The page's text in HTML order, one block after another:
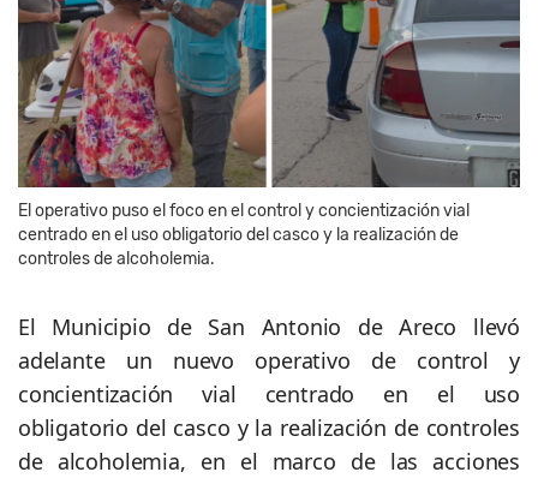
El operativo puso el foco en el control y concientización vial
centrado en el uso obligatorio del casco y la realización de
controles de alcoholemia.
El Municipio de San Antonio de Areco llevó
adelante un nuevo operativo de control y
concientización vial centrado en el uso
obligatorio del casco y la realización de controles
de alcoholemia, en el marco de las acciones